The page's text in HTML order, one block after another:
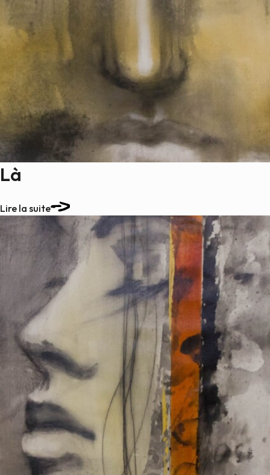
Là
Lire la suite